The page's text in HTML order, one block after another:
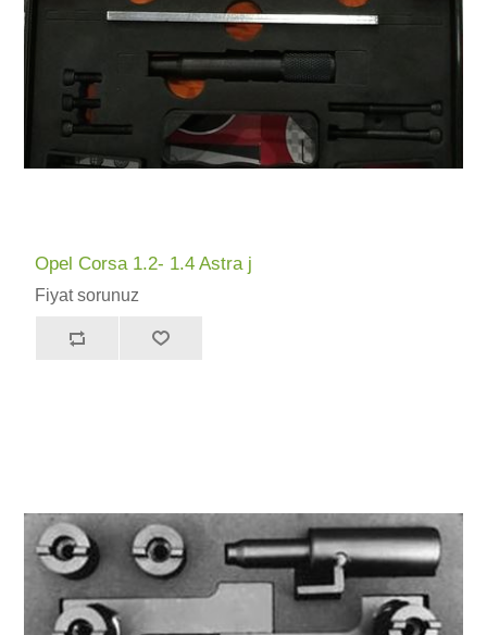
Opel Corsa 1.2- 1.4 Astra j
Fiyat sorunuz